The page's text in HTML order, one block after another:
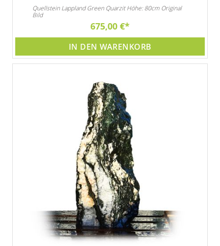
Quellstein Lappland Green Quarzit Höhe: 80cm Original
Bild
675,00 €
IN DEN WARENKORB